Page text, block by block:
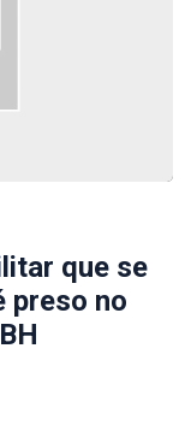
que se
preso no